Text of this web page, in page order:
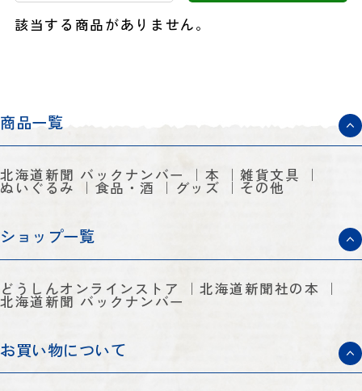
該当する商品がありません。
商品一覧
北海道新聞 バックナンバー 本 雑貨文具
ぬいぐるみ 食品・酒 グッズ その他
ショップ一覧
どうしんオンラインストア 北海道新聞社の本
北海道新聞 バックナンバー
お買い物について